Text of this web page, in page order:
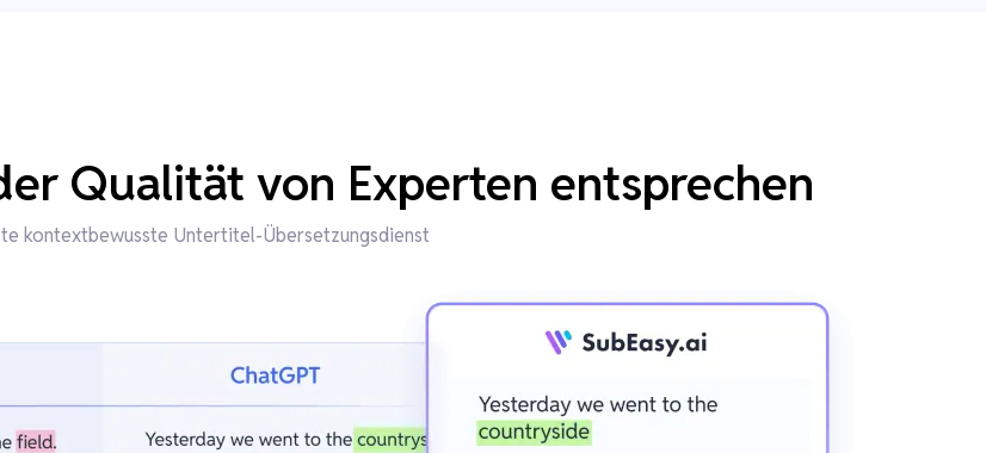
Qualität von Experten entsprechen
kontextbewusste Untertitel-Übersetzungsdienst